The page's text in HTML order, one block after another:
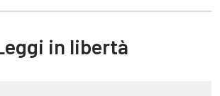
in libertà